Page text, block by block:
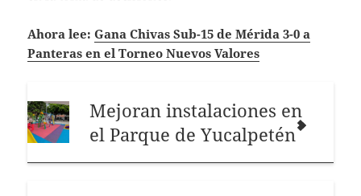
Ahora lee:Gana Chivas Sub-15 de Mérida 3-0 a
Panteras en el Torneo Nuevos Valores
Mejoran instalaciones en
el Parque de Yucalpetén